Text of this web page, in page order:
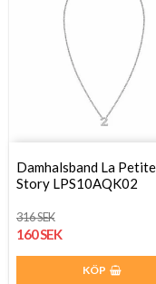
Damhalsband La Petite
Story LPS10AQK02
316 SEK
160 SEK
KÖP